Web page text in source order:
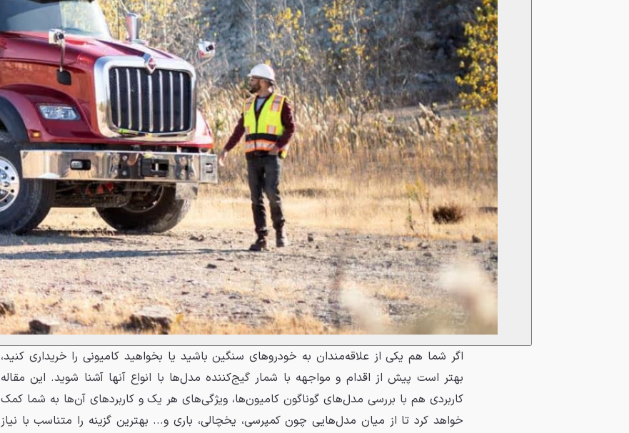
اگر شما هم یکی از علاقه‌مندان به خودروهای سنگین باشید یا بخواهید کامیونی را خریداری کنید،
بهتر است پیش از اقدام و مواجهه با شمار گیج‌کننده مدل‌ها با انواع آن‍‌‍ها آشنا شوید. این مقاله
کاربردی هم با بررسی مدل‌های گوناگون کامیون‌ها، ویژگی‌های هر یک و کاربردهای آن‌ها به شما کمک
خواهد کرد تا از میان مدل‌هایی چون کمپرسی، یخچالی، باری و... بهترین گزینه را متناسب با نیاز